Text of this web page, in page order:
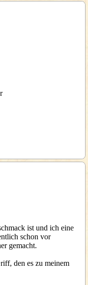
ist und ich eine
schon vor
gemacht.
den es zu meinem